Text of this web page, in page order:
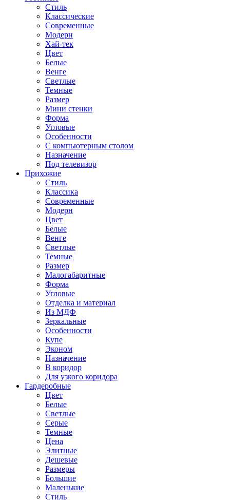
Стиль
Классические
Современные
Модерн
Хай-тек
Цвет
Белые
Венге
Светлые
Темные
Размер
Мини стенки
Форма
Угловые
Особенности
С компьютерным столом
Назначение
Под телевизор
Прихожие
Стиль
Классика
Современные
Модерн
Цвет
Белые
Венге
Светлые
Темные
Размер
Малогабаритные
Форма
Угловые
Отделка и материал
Из МДФ
Зеркальные
Особенности
Купе
Эконом
Назначение
В коридор
Для узкого коридора
Гардеробные
Цвет
Белые
Светлые
Серые
Темные
Цена
Элитные
Дешевые
Размеры
Большие
Маленькие
Стиль